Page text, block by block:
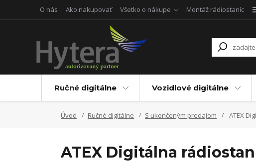
O nás Ako nakupovať Všetko o nákupe Montáž rádiostaníc
Ručné digitálne Vozidlové digitálne
Úvod Ručné digitálne S ukončeným predajom ATEX
ATEX Digitálna